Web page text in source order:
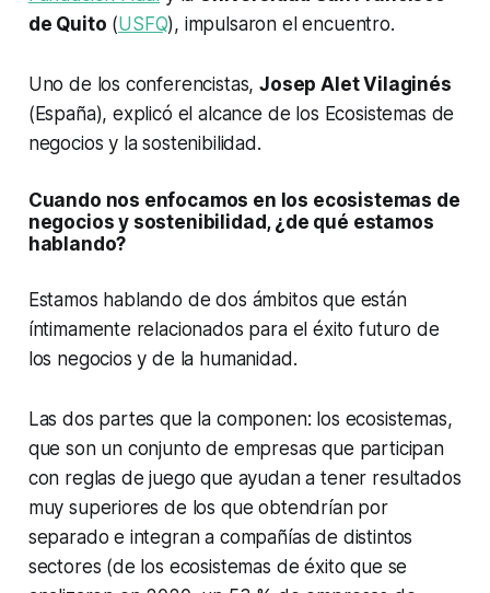
de Quito (USFQ), impulsaron el encuentro.
Uno de los conferencistas,Josep Alet Vilaginés
(España), explicó el alcance de los Ecosistemas de
negocios y la sostenibilidad.
Cuando nos enfocamos en los ecosistemas de
negocios y sostenibilidad, ¿de qué estamos
hablando?
Estamos hablando de dos ámbitos que están
íntimamente relacionados para el éxito futuro de
los negocios y de la humanidad.
Las dos partes que la componen: los ecosistemas,
que son un conjunto de empresas que participan
con reglas de juego que ayudan a tener resultados
muy superiores de los que obtendrían por
separado e integran a compañías de distintos
sectores (de los ecosistemas de éxito que se